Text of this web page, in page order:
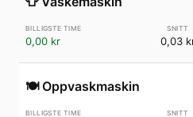
0,00 kr 0,03
🍽️ Oppvaskmaskin